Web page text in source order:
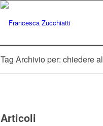
Tag Archivio per: chiedere
Articoli